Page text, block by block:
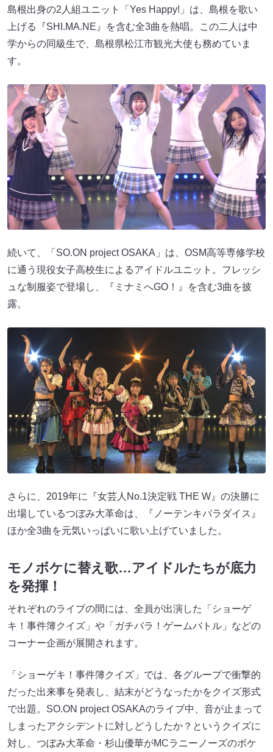
島根出身の2人組ユニット「Yes Happy!」は、島根を歌い
上げる『SHI.MA.NE』を含む全3曲を熱唱。この二人は中
学からの同級生で、島根県松江市観光大使も務めていま
す。
続いて、「SO.ON project OSAKA」は、OSM高等専修学校
に通う現役女子高校生によるアイドルユニット。フレッシ
ュな制服姿で登場し、『ミナミへGO！』を含む3曲を披
露。
さらに、2019年に『女芸人No.1決定戦 THE W』の決勝に
出場しているつぼみ大革命は、『ノーテンキパラダイス』
ほか全3曲を元気いっぱいに歌い上げていました。
モノボケに替え歌…アイドルたちが底力
を発揮！
それぞれのライブの間には、全員が出演した「ショーゲ
キ！事件簿クイズ」や「ガチバラ！ゲームバトル」などの
コーナー企画が展開されます。
「ショーゲキ！事件簿クイズ」では、各グループで衝撃的
だった出来事を発表し、結末がどうなったかをクイズ形式
で出題。SO.ON project OSAKAのライブ中、音が止まって
しまったアクシデントに対しどうしたか？というクイズに
対し、つぼみ大革命・杉山優華がMCラニーノーズのボケ